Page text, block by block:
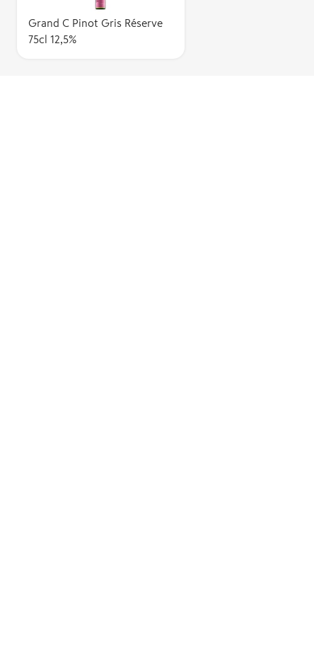
Grand C Pinot Gris Réserve
75cl 12,5%